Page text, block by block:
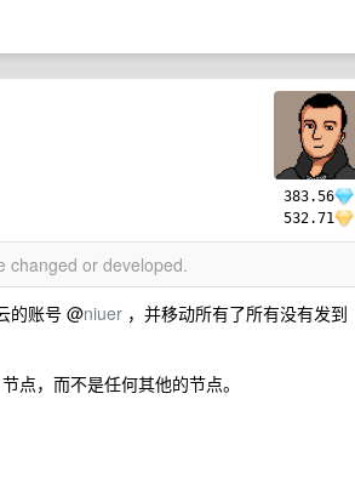
383.56
532.71
changed or developed.
的账号 @niuer ，并移动所有了所有没有发到
点，而不是任何其他的节点。